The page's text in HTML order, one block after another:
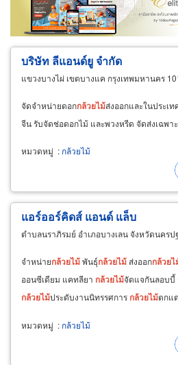
ขายส่ง ขายปลีก ผู้ผลิต
ผู้ส่งออก/นำเข้า
ธุรกิจบริการ
บริษัท ลีแอนด์ยู จำกัด
แขวงบางไผ่ เขตบางแค กรุงเทพมหานคร
จัดจำหน่ายดอกกล้วยไม้ส่งออกและในประเ
จีน รับจัดช่อดอกไม้ และพวงหรีด จัดส่งเฉพา
หมวดหมู่ : กล้วยไม้
แอร์ออร์คิดส์ แอนด์ แล็บ
ตำบลนราภิรมย์ อำเภอบางเลน จังหวัดนครป
จำหน่ายกล้วยไม้พันธุ์กล้วยไม้ ส่งออกกล้วยไ
ออนซีเดียม แคทลียา กล้วยไม้จัดแจกันลอบบี้
กล้วยไม้ประดับงานนิทรรศการ กล้วยไม้ตกแ
หมวดหมู่ : กล้วยไม้